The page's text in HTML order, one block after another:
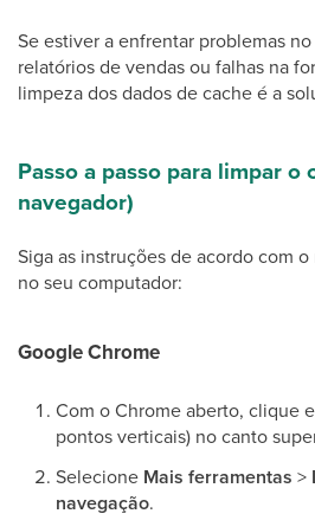
Se estiver a enfrentar problemas
relatórios de vendas ou falhas na
limpeza dos dados de cache é a
Passo a passo para limpar o
navegador)
Siga as instruções de acordo com
no seu computador:
Google Chrome
Com o Chrome aberto, clique
pontos verticais) no canto
Selecione Mais ferramentas >
navegação.